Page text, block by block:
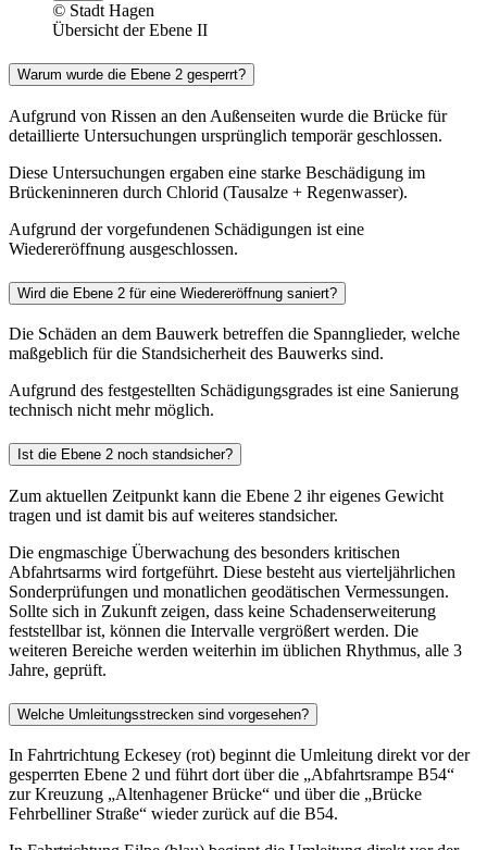
© Stadt Hagen
Übersicht der Ebene II
Warum wurde die Ebene 2 gesperrt?
Aufgrund von Rissen an den Außenseiten wurde die Brücke für
detaillierte Untersuchungen ursprünglich temporär geschlossen.
Diese Untersuchungen ergaben eine starke Beschädigung im
Brückeninneren durch Chlorid (Tausalze + Regenwasser).
Aufgrund der vorgefundenen Schädigungen ist eine
Wiedereröffnung ausgeschlossen.
Wird die Ebene 2 für eine Wiedereröffnung saniert?
Die Schäden an dem Bauwerk betreffen die Spannglieder, welche
maßgeblich für die Standsicherheit des Bauwerks sind.
Aufgrund des festgestellten Schädigungsgrades ist eine Sanierung
technisch nicht mehr möglich.
Ist die Ebene 2 noch standsicher?
Zum aktuellen Zeitpunkt kann die Ebene 2 ihr eigenes Gewicht
tragen und ist damit bis auf weiteres standsicher.
Die engmaschige Überwachung des besonders kritischen
Abfahrtsarms wird fortgeführt. Diese besteht aus vierteljährlichen
Sonderprüfungen und monatlichen geodätischen Vermessungen.
Sollte sich in Zukunft zeigen, dass keine Schadenserweiterung
feststellbar ist, können die Intervalle vergrößert werden. Die
weiteren Bereiche werden weiterhin im üblichen Rhythmus, alle 3
Jahre, geprüft.
Welche Umleitungsstrecken sind vorgesehen?
In Fahrtrichtung Eckesey (rot) beginnt die Umleitung direkt vor der
gesperrten Ebene 2 und führt dort über die „Abfahrtsrampe B54“
zur Kreuzung „Altenhagener Brücke“ und über die „Brücke
Fehrbelliner Straße“ wieder zurück auf die B54.